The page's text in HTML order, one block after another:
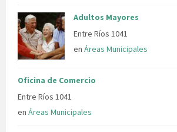
Adultos Mayores
Entre Ríos 1041
en Áreas Municipales
Oficina de Comercio
Entre Ríos 1041
en Áreas Municipales